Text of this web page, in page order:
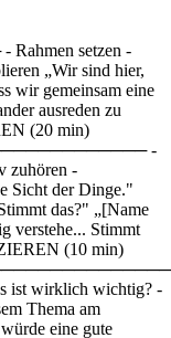
setzen -
„Wir sind hier,
wir gemeinsam eine
ausreden zu
(20 min)
-
zuhören -
Sicht der Dinge."
das?" „[Name
verstehe... Stimmt
(10 min)
ist wirklich wichtig? -
Thema am
eine gute